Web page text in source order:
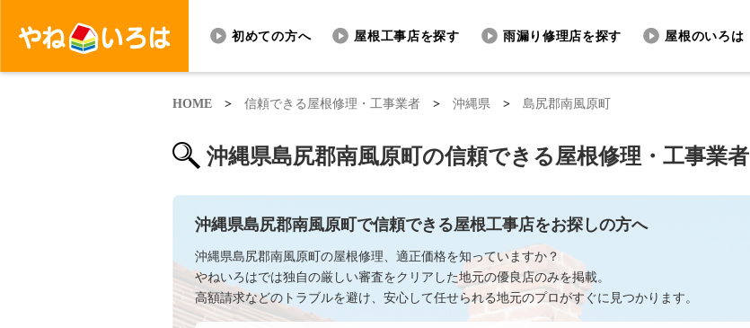
初めての方へ 屋根工事店を探す 雨漏り修理店を探す 屋根のいろは
HOME > 信頼できる屋根修理・工事業者 > 沖縄県 > 島尻郡南風原町
沖縄県島尻郡南風原町の信頼できる屋根修理・工事業者
沖縄県島尻郡南風原町で信頼できる屋根工事店をお探しの方へ
沖縄県島尻郡南風原町の屋根修理、適正価格を知っていますか？
やねいろはでは独自の厳しい審査をクリアした地元の優良店のみを掲載。
高額請求などのトラブルを避け、安心して任せられる地元のプロがすぐに見つかります。